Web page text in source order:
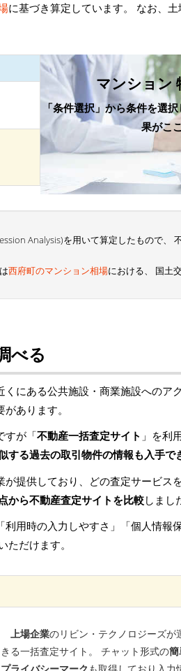
に基づき算定しています。 なお、
マンション
「条件選択」から条件を選
果がこ
Analysis)を用いて算定したもので、
西府町のマンション相場における、 国土
べる
にある公共施設・商業施設へのア
あります。
すが「不動産一括査定サイト 」を利
する過去の取引物件の情報も入手
が提供しており、どの査定サービス
から不動産査定サイトを比較しまし
用時の入力しやすさ」「個人情報
ただけます。